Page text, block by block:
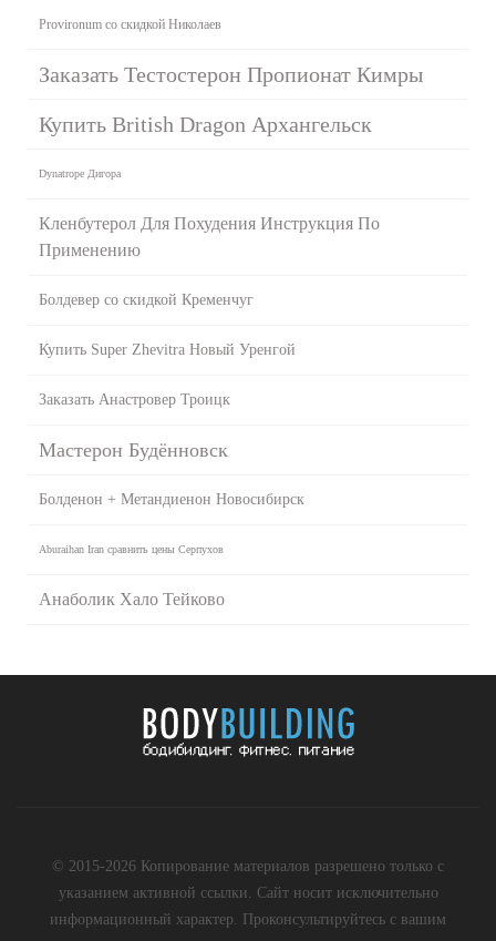
Provironum со скидкой Николаев
Заказать Тестостерон Пропионат Кимры
Купить British Dragon Архангельск
Dynatrope Дигора
Кленбутерол Для Похудения Инструкция По
Применению
Болдевер со скидкой Кременчуг
Купить Super Zhevitra Новый Уренгой
Заказать Анастровер Троицк
Мастерон Будённовск
Болденон + Метандиенон Новосибирск
Aburaihan Iran сравнить цены Серпухов
Анаболик Хало Тейково
© 2015-2026 Копирование материалов разрешено только с
указанием активной ссылки. Сайт носит исключительно
информационный характер. Проконсультируйтесь с вашим